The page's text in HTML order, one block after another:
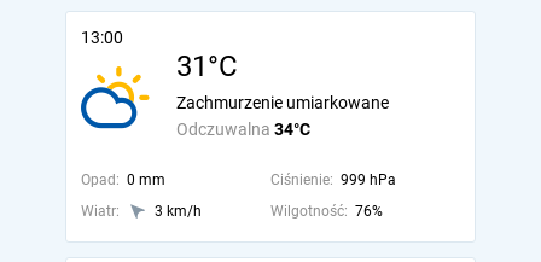
13:00
31°C
Odczuwalna 34°C
Zachmurzenie umiarkowane
Opad: 0 mm Ciśnienie: 999 hPa
Wiatr:
3 km/h Wilgotność: 76%